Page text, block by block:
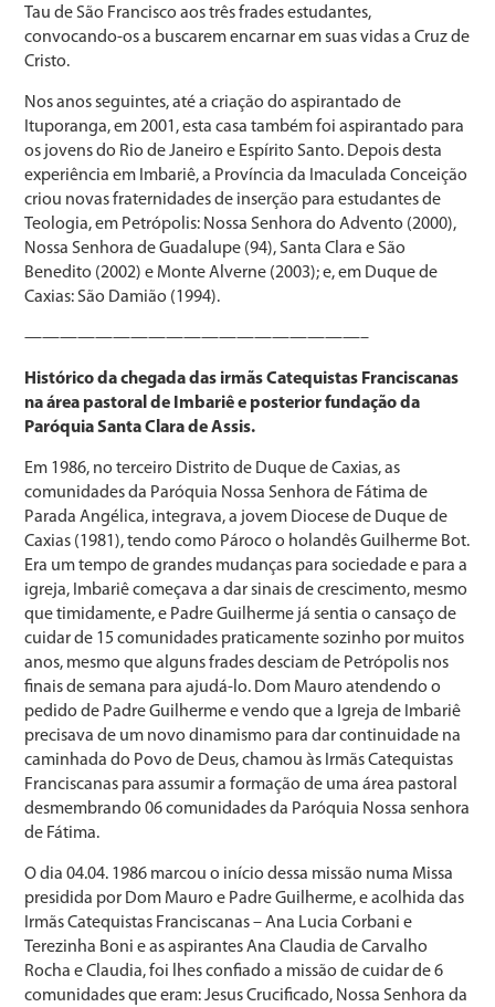
Tau de São Francisco aos três frades estudantes,
convocando-os a buscarem encarnar em suas vidas a Cruz de
Cristo.
Nos anos seguintes, até a criação do aspirantado de
Ituporanga, em 2001, esta casa também foi aspirantado para
os jovens do Rio de Janeiro e Espírito Santo. Depois desta
experiência em Imbariê, a Província da Imaculada Conceição
criou novas fraternidades de inserção para estudantes de
Teologia, em Petrópolis: Nossa Senhora do Advento (2000),
Nossa Senhora de Guadalupe (94), Santa Clara e São
Benedito (2002) e Monte Alverne (2003); e, em Duque de
Caxias: São Damião (1994).
———————————————————–
Histórico da chegada das irmãs Catequistas Franciscanas
na área pastoral de Imbariê e posterior fundação da
Paróquia Santa Clara de Assis.
Em 1986, no terceiro Distrito de Duque de Caxias, as
comunidades da Paróquia Nossa Senhora de Fátima de
Parada Angélica, integrava, a jovem Diocese de Duque de
Caxias (1981), tendo como Pároco o holandês Guilherme Bot.
Era um tempo de grandes mudanças para sociedade e para a
igreja, Imbariê começava a dar sinais de crescimento, mesmo
que timidamente, e Padre Guilherme já sentia o cansaço de
cuidar de 15 comunidades praticamente sozinho por muitos
anos, mesmo que alguns frades desciam de Petrópolis nos
finais de semana para ajudá-lo. Dom Mauro atendendo o
pedido de Padre Guilherme e vendo que a Igreja de Imbariê
precisava de um novo dinamismo para dar continuidade na
caminhada do Povo de Deus, chamou às Irmãs Catequistas
Franciscanas para assumir a formação de uma área pastoral
desmembrando 06 comunidades da Paróquia Nossa senhora
de Fátima.
O dia 04.04. 1986 marcou o início dessa missão numa Missa
presidida por Dom Mauro e Padre Guilherme, e acolhida das
Irmãs Catequistas Franciscanas – Ana Lucia Corbani e
Terezinha Boni e as aspirantes Ana Claudia de Carvalho
Rocha e Claudia, foi lhes confiado a missão de cuidar de 6
comunidades que eram: Jesus Crucificado, Nossa Senhora da